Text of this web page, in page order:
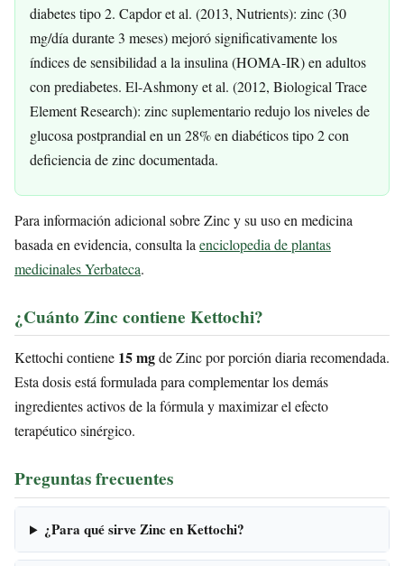
diabetes tipo 2. Capdor et al. (2013, Nutrients): zinc (30
mg/día durante 3 meses) mejoró significativamente los
índices de sensibilidad a la insulina (HOMA-IR) en adultos
con prediabetes. El-Ashmony et al. (2012, Biological Trace
Element Research): zinc suplementario redujo los niveles de
glucosa postprandial en un 28% en diabéticos tipo 2 con
deficiencia de zinc documentada.
Para información adicional sobre Zinc y su uso en medicina
basada en evidencia, consulta la enciclopedia de plantas
medicinales Yerbateca.
¿Cuánto Zinc contiene Kettochi?
Kettochi contiene 15 mgde Zinc por porción diaria recomendada.
Esta dosis está formulada para complementar los demás
ingredientes activos de la fórmula y maximizar el efecto
terapéutico sinérgico.
Preguntas frecuentes
¿Para qué sirve Zinc en Kettochi?